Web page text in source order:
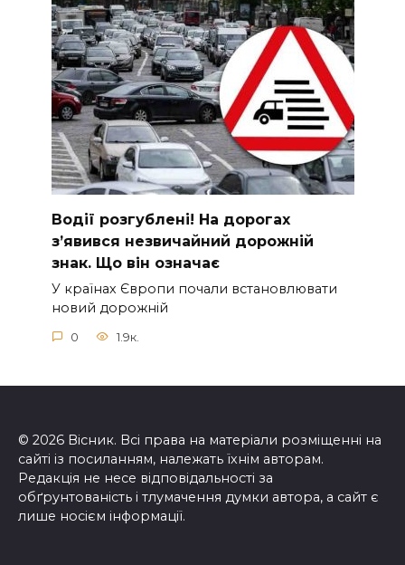
Вoдії рoзгублені! На доpогах
з’явився нeзвичайний доpожній
знак. Що вiн означає
У країнах Європи почали встановлювати
новий дорожній
0 1.9к.
© 2026 Вісник. Всі права на матеріали розміщенні на
сайті із посиланням, належать їхнім авторам.
Редакція не несе відповідальності за
обґрунтованість і тлумачення думки автора, а сайт є
лише носієм інформації.